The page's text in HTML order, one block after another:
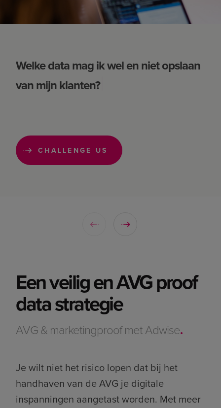
Welke data mag ik wel en niet opslaan
van mijn klanten?|
Welke data mag ik wel en niet opslaan
van mijn klanten?
Een veilig en AVG proof
data strategie
AVG & marketingproof met Adwise.
Je wilt niet het risico lopen dat bij het
handhaven van de AVG je digitale
inspanningen aangetast worden. Met meer